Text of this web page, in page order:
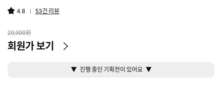
4.8 53건 리뷰
20,900원
회원가 보기
▼ 진행 중인 기획전이 있어요 ▼